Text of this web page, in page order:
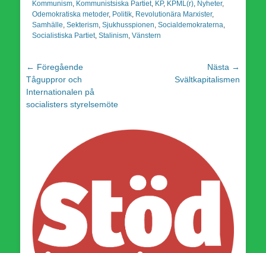
Kommunism Kommunistsiska Partiet, KP, KPML(r) Nyheter,
Odemokratiska metoder, Politik Revolutionära Marxister,
Samhälle Sekterism Sjukhusspionen Socialdemokraterna
Socialistiska Partiet, Stalinism Vänstern
Inläggsnavigering
← Föregående
Föregående
inlägg:
Tåguppror och
Internationalen på
socialisters styrelsemöte
Nästa →
Svältkapitalismen